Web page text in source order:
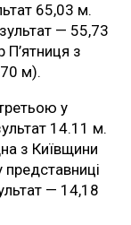
65,03 м.
— 55,73
з
м).
у
14.11 м.
з Київщини
— 14,18